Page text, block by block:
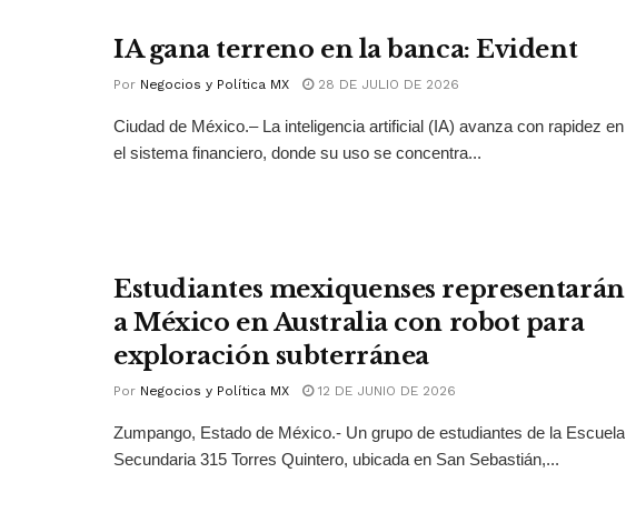
IA gana terreno en la banca: Evident
Por Negocios y Política MX 28 DE JULIO DE 2026
Ciudad de México.– La inteligencia artificial (IA) avanza con rapidez en
el sistema financiero, donde su uso se concentra...
Estudiantes mexiquenses representarán
a México en Australia con robot para
exploración subterránea
Por Negocios y Política MX 12 DE JUNIO DE 2026
Zumpango, Estado de México.- Un grupo de estudiantes de la Escuela
Secundaria 315 Torres Quintero, ubicada en San Sebastián,...